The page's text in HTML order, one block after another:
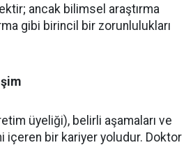
ancak bilimsel araştırma
gibi birincil bir zorunlulukları
üyeliği), belirli aşamaları ve
içeren bir kariyer yoludur. Doktor